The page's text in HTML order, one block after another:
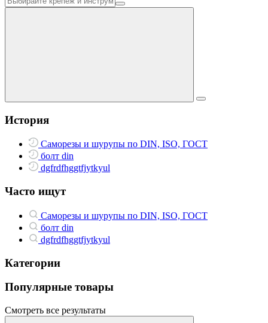
История
Саморезы и шурупы по DIN, ISO, ГОСТ
болт din
dgfrdfhggtfjytkyul
Часто ищут
Саморезы и шурупы по DIN, ISO, ГОСТ
болт din
dgfrdfhggtfjytkyul
Категории
Популярные товары
Смотреть все результаты